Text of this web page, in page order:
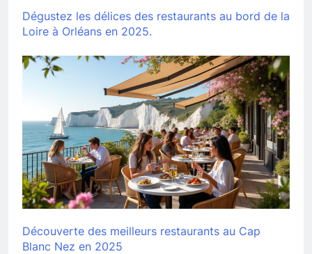
Dégustez les délices des restaurants au bord de la
Loire à Orléans en 2025.
Découverte des meilleurs restaurants au Cap
Blanc Nez en 2025